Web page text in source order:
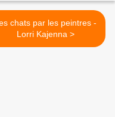
chats par les peintres -
Lorri Kajenna >